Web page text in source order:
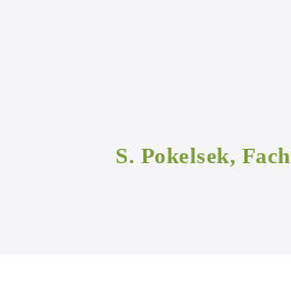
S. Pokelsek,